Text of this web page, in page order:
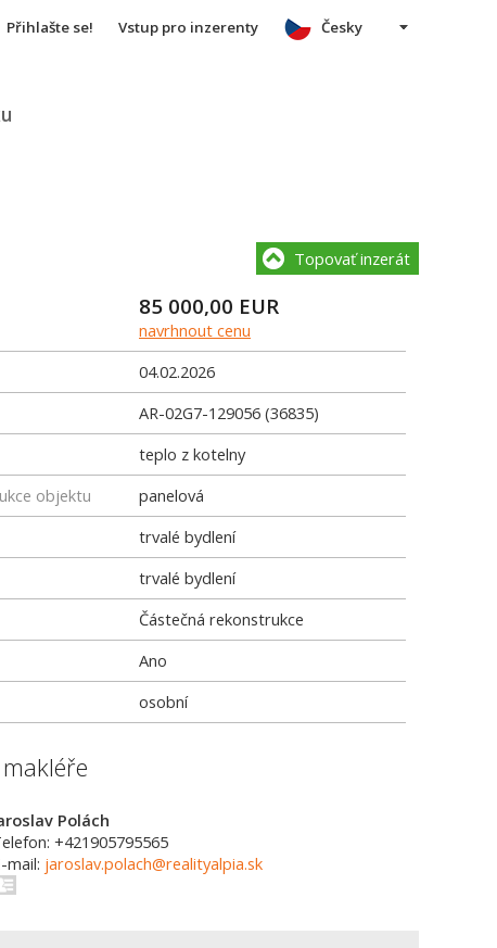
Přihlašte se! Vstup pro inzerenty Česky
Topovať inzerát
85 000,00 EUR
navrhnout cenu
04.02.2026
AR-02G7-129056 (36835)
teplo z kotelny
objektu
panelová
trvalé bydlení
trvalé bydlení
Částečná rekonstrukce
Ano
osobní
Polách
+421905795565
mail: jaroslav.polach@realityalpia.sk